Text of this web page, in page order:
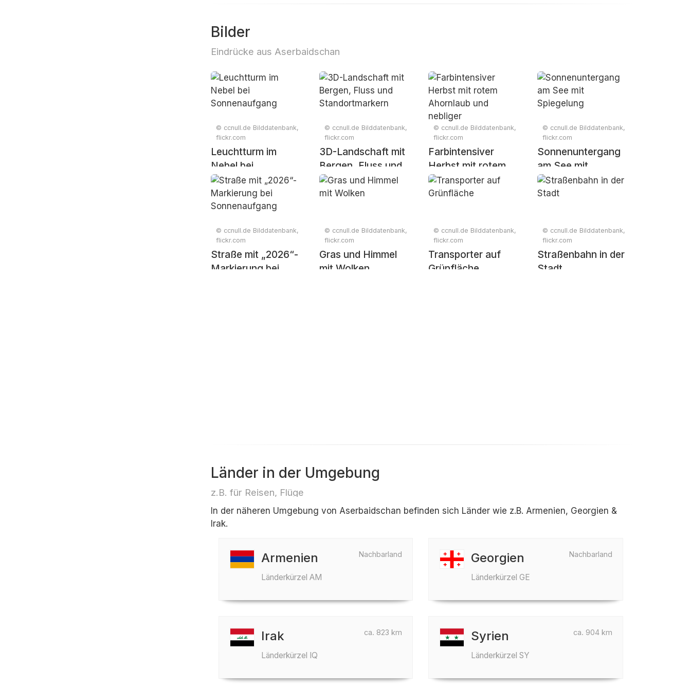
Bilder
Eindrücke aus Aserbaidschan
© ccnull.de Bilddatenbank,
flickr.com
Leuchtturm im
Nebel bei
Sonnenaufgang
© ccnull.de Bilddatenbank,
flickr.com
3D-Landschaft mit
Bergen, Fluss und
Standortmarkern
© ccnull.de Bilddatenbank,
flickr.com
Farbintensiver
Herbst mit rotem
Ahornlaub und
nebliger
© ccnull.de Bilddatenbank,
flickr.com
Sonnenuntergang
am See mit
Spiegelung
© ccnull.de Bilddatenbank,
flickr.com
Straße mit „2026“-
Markierung bei
© ccnull.de Bilddatenbank,
flickr.com
Gras und Himmel
mit Wolken
© ccnull.de Bilddatenbank,
flickr.com
Transporter auf
Grünfläche
© ccnull.de Bilddatenbank,
flickr.com
Straßenbahn in der
Stadt
Länder in der Umgebung
z.B. für Reisen, Flüge
In der näheren Umgebung von Aserbaidschan befinden sich Länder wie z.B. Armenien, Georgien &
Irak.
Nachbarland
Armenien
Länderkürzel AM
Nachbarland
Georgien
Länderkürzel GE
ca. 823 km
Irak
Länderkürzel IQ
ca. 904 km
Syrien
Länderkürzel SY